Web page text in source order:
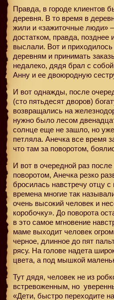
Правда, в городе клиентов
деревня. В то время в
жили и «зажиточные люди»
достатком, правда, позднее
выслали. Вот и
деревням и принимать
недалеко, дядя брал с
Анну и ее двоюродную
И вот однажды, после
(сто пятьдесят дворов)
возвращались на
нужно было лесом
солнце еще не зашло, но
петляла. Анечка все время
что там за поворотом,
И вот в очередной раз
поворотом, Анечка резко
бросилась навстречу отцу с
времена многие так
очень высокий человек и
коробочку». До поворота
в это самое мгновение
маме выходит человек
черное, длинное до пят
рясу. На голове надета
цвета, а под мышкой
Тут дядя, человек не из
встревоженным, но
«Дети, быстро переходите